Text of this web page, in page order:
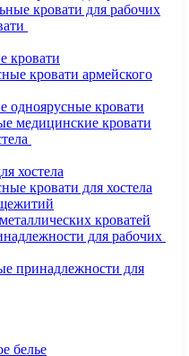
кровати для рабочих
кровати
кровати армейского
одноярусные кровати
медицинские кровати
хостела
кровати для хостела
кроватей
для рабочих
принадлежности для
белье